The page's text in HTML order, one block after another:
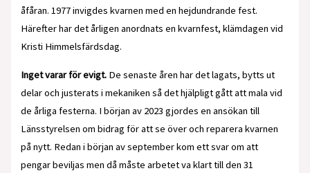
åfåran. 1977 invigdes kvarnen med en hejdundrande fest.
Härefter har det årligen anordnats en kvarnfest, klämdagen vid
Kristi Himmelsfärdsdag.
Inget varar för evigt. De senaste åren har det lagats, bytts ut
delar och justerats i mekaniken så det hjälpligt gått att mala vid
de årliga festerna. I början av 2023 gjordes en ansökan till
Länsstyrelsen om bidrag för att se över och reparera kvarnen
på nytt. Redan i början av september kom ett svar om att
pengar beviljas men då måste arbetet va klart till den 31